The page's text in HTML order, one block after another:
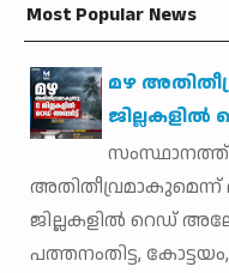
Most Popular News
മഴ
ജില്ലകളില്‍
സംസ്ഥാനത്ത്
അതിതീവ്രമാകുമെന്ന്
ജില്ലകളില്‍ റെഡ്
പത്തനംതിട്ട,